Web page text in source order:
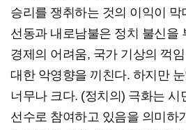
승리를 쟁취하는 것의 이익이
선동과 내로남불은 정치 불신을
경제의 어려움, 국가 기상의 꺽
대한 악영향을 끼친다. 하지만
너무나 크다. (정치의) 극화는 시
선수로 참여하고 있음을 의미하